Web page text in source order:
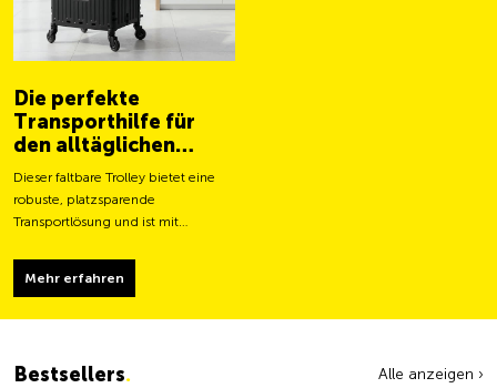
Die perfekte
Transporthilfe für
den alltäglichen
Gebrauch
Dieser faltbare Trolley bietet eine
robuste, platzsparende
Transportlösung und ist mit
Tragfähigkeit ausgestattet.
Mehr erfahren
Bestsellers. Alle anzeigen ›